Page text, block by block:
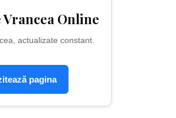
Vrancea Online
actualizate constant.
pagina